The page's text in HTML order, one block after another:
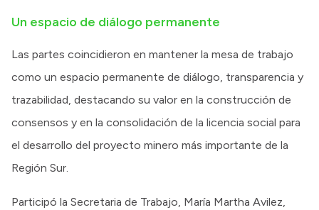
Un espacio de diálogo permanente
Las partes coincidieron en mantener la mesa de trabajo
como un espacio permanente de diálogo, transparencia y
trazabilidad, destacando su valor en la construcción de
consensos y en la consolidación de la licencia social para
el desarrollo del proyecto minero más importante de la
Región Sur.
Participó la Secretaria de Trabajo, María Martha Avilez,